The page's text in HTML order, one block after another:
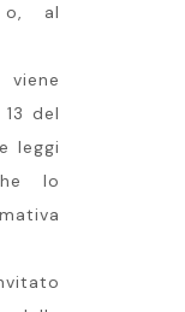
o, al
viene
del
leggi
lo